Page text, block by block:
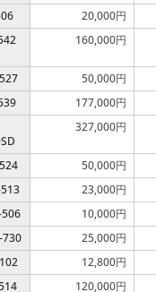
20,000円
160,000円
50,000円
177,000円
327,000円
50,000円
23,000円
10,000円
730 25,000円
12,800円
120,000円